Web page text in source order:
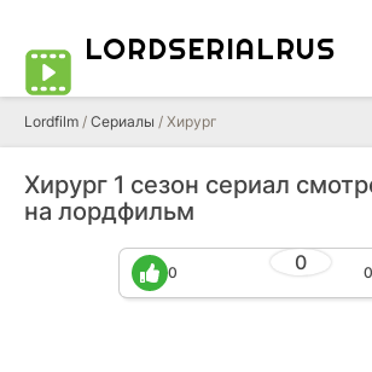
LORDSERIALRUS
Lordfilm / Сериалы / Хирург
Хирург 1 сезон сериал
на лордфильм
0
0 0